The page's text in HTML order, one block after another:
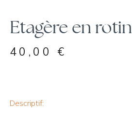
Etagère en rotin
40,00 €
Descriptif: